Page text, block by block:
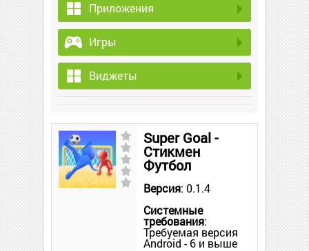
Приложения
Игры
Виджеты
Super Goal -
Стикмен
Футбол
Версия: 0.1.4
Системные
требования:
Требуемая версия
Android - 6 и выше